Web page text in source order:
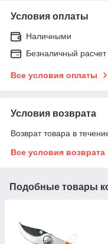
Условия оплаты
Наличными
Безналичный расчет
Все условия оплаты
Условия возврата
Возврат товара в
Все условия возврата
Подобные товары